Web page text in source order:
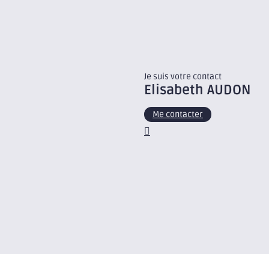
Je suis votre contact
Elisabeth AUDON
Me contacter